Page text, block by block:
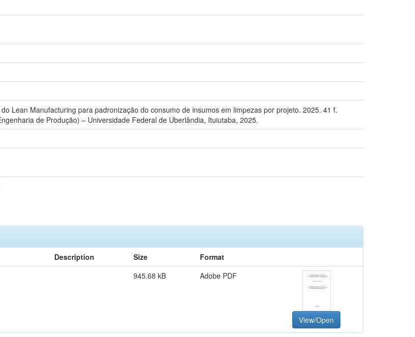
Lean Manufacturing para padronização do consumo de insumos em limpezas por projeto. 2025. 41 f.
de Produção) – Universidade Federal de Uberlândia, Ituiutaba, 2025.
Description Size
Format
945.68 kB Adobe PDF
View/Open